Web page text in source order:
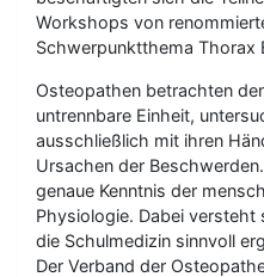
Workshops von
Schwerpunktthema Thorax
Osteopathen betrachten
untrennbare Einheit,
ausschließlich mit ihren
Ursachen der
genaue Kenntnis der
Physiologie. Dabei versteht
die Schulmedizin sinnvoll
Der Verband der